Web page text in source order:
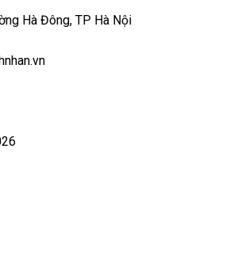
Hà Đông, TP Hà Nội